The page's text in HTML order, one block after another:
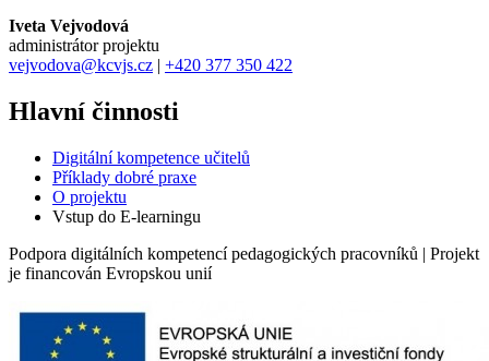
Iveta Vejvodová
administrátor projektu
vejvodova@kcvjs.cz | +420 377 350 422
Hlavní činnosti
Digitální kompetence učitelů
Příklady dobré praxe
O projektu
Vstup do E-learningu
Podpora digitálních kompetencí pedagogických pracovníků | Projekt
je financován Evropskou unií